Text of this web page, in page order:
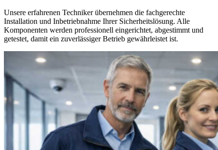
Unsere erfahrenen Techniker übernehmen die fachgerechte
Installation und Inbetriebnahme Ihrer Sicherheitslösung. Alle
Komponenten werden professionell eingerichtet, abgestimmt und
getestet, damit ein zuverlässiger Betrieb gewährleistet ist.